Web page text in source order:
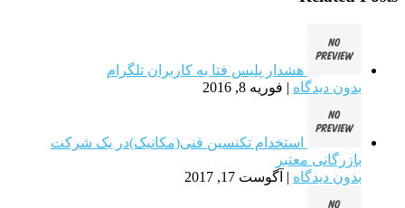
هشدار پلیس فتا به کاربران تلگرام
بدون دیدگاه | فوریه 8, 2016
استخدام تکنسین فنی(مکانیک)در یک شرکت
بازرگانی معتبر
بدون دیدگاه | آگوست 17, 2017